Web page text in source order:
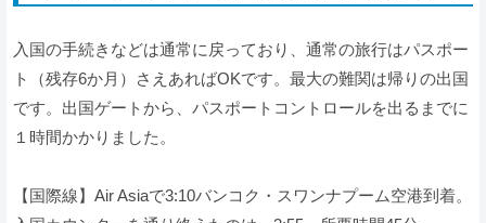
入国の手続きなどは通常に戻っており、通常の旅行はパスポー
ト（残存6か月）さえあればOKです。最大の難関は帰りの出国
です。出国ゲートから、パスポートコントロールを出るまでに
１時間かかりました。
【国際線】Air Asiaで3:10バンコク・スワンナプーム空港到着。